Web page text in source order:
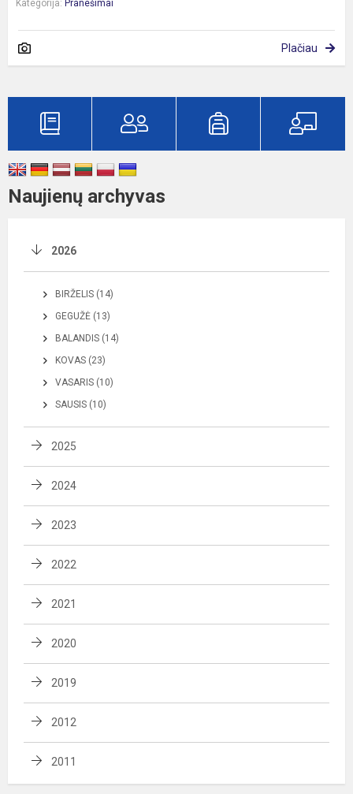
Kategorija: Pranešimai
Plačiau
Naujienų archyvas
2026
BIRŽELIS (14)
GEGUŽĖ (13)
BALANDIS (14)
KOVAS (23)
VASARIS (10)
SAUSIS (10)
2025
2024
2023
2022
2021
2020
2019
2012
2011